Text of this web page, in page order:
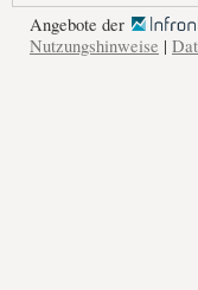
Angebote der
Nutzungshinweise |